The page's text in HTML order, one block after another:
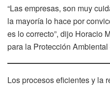
“Las empresas, son muy
la mayoría lo hace por
es lo correcto”, dijo Horacio
para la Protección
Los procesos eficientes y la